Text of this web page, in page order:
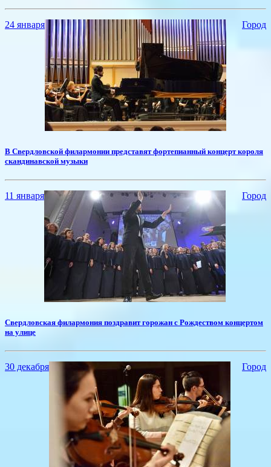
24 января Город
​В Свердловской филармонии представят фортепианный концерт короля
скандинавской музыки
11 января Город
Свердловская филармония поздравит горожан с Рождеством концертом
на улице
30 декабря Город